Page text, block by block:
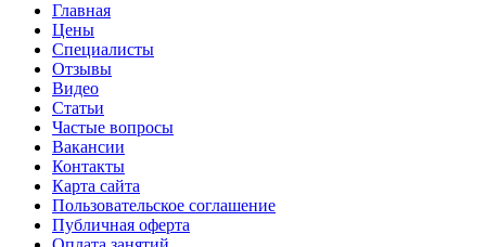
Главная
Цены
Специалисты
Отзывы
Видео
Статьи
Частые вопросы
Вакансии
Контакты
Карта сайта
Пользовательское соглашение
Публичная оферта